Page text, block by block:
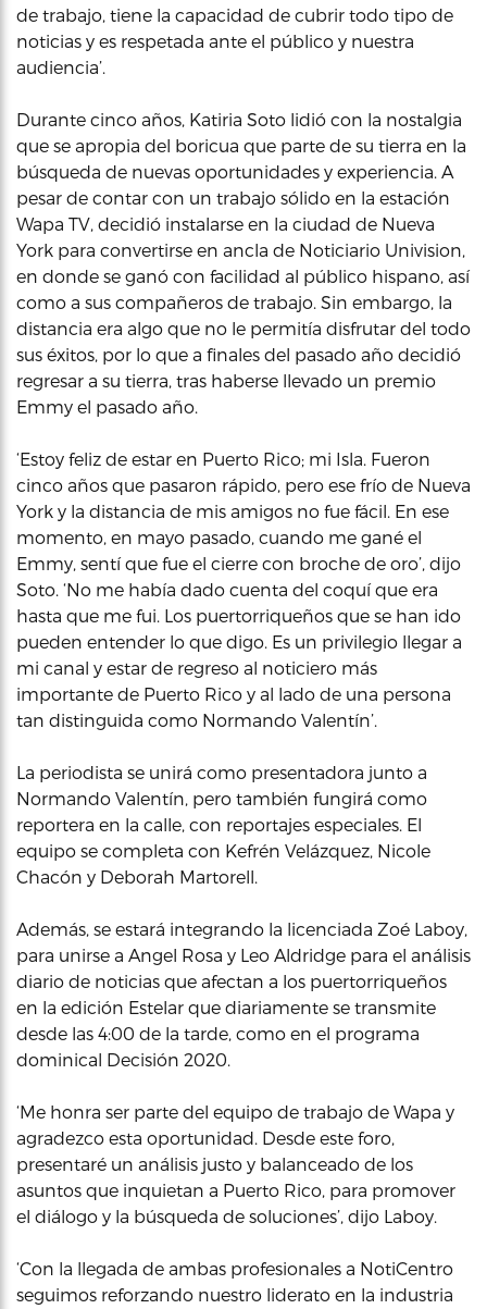
de trabajo, tiene la capacidad de cubrir todo tipo de
noticias y es respetada ante el público y nuestra
audiencia’.
Durante cinco años, Katiria Soto lidió con la nostalgia
que se apropia del boricua que parte de su tierra en la
búsqueda de nuevas oportunidades y experiencia. A
pesar de contar con un trabajo sólido en la estación
Wapa TV, decidió instalarse en la ciudad de Nueva
York para convertirse en ancla de Noticiario Univision,
en donde se ganó con facilidad al público hispano, así
como a sus compañeros de trabajo. Sin embargo, la
distancia era algo que no le permitía disfrutar del todo
sus éxitos, por lo que a finales del pasado año decidió
regresar a su tierra, tras haberse llevado un premio
Emmy el pasado año.
‘Estoy feliz de estar en Puerto Rico; mi Isla. Fueron
cinco años que pasaron rápido, pero ese frío de Nueva
York y la distancia de mis amigos no fue fácil. En ese
momento, en mayo pasado, cuando me gané el
Emmy, sentí que fue el cierre con broche de oro’, dijo
Soto. ‘No me había dado cuenta del coquí que era
hasta que me fui. Los puertorriqueños que se han ido
pueden entender lo que digo. Es un privilegio llegar a
mi canal y estar de regreso al noticiero más
importante de Puerto Rico y al lado de una persona
tan distinguida como Normando Valentín’.
La periodista se unirá como presentadora junto a
Normando Valentín, pero también fungirá como
reportera en la calle, con reportajes especiales. El
equipo se completa con Kefrén Velázquez, Nicole
Chacón y Deborah Martorell.
Además, se estará integrando la licenciada Zoé Laboy,
para unirse a Angel Rosa y Leo Aldridge para el análisis
diario de noticias que afectan a los puertorriqueños
en la edición Estelar que diariamente se transmite
desde las 4:00 de la tarde, como en el programa
dominical Decisión 2020.
‘Me honra ser parte del equipo de trabajo de Wapa y
agradezco esta oportunidad. Desde este foro,
presentaré un análisis justo y balanceado de los
asuntos que inquietan a Puerto Rico, para promover
el diálogo y la búsqueda de soluciones’, dijo Laboy.
‘Con la llegada de ambas profesionales a NotiCentro
seguimos reforzando nuestro liderato en la industria